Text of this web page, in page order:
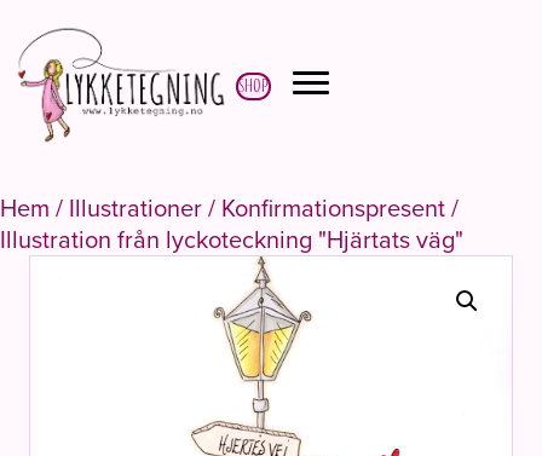
Shop
Hem / Illustrationer/ Konfirmationspresent/
Illustration från lyckoteckning "Hjärtats väg"